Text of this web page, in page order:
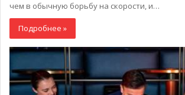
чем в обычную борьбу на скорости, и…
Подробнее »